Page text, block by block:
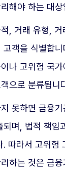
해야 하는 대상
, 거래 유형,
객을 식별합
나 고위험 국
으로 분류됩니
못하면 금융
되며, 법적 책임
따라서 고위험
하는 것은 금